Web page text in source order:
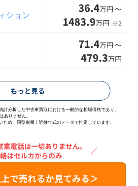
ション 36.4万円 〜
1483.9万円 ※2
71.4万円 〜
479.3万円
もっと見る
分析した中古車買取における一般的な相場価格であり、
ありません。
ため、同型車種 / 近接年式のデータで推定しています。
業電話は一切ありません。
はセルカからのみ
／
で売れるか見てみる＞